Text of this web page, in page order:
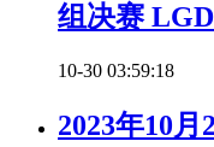
组决赛
10-30 03:59:18
2023年10